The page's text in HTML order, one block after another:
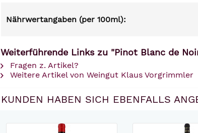
Nährwertangaben (per 100ml):
Weiterführende Links zu "Pinot Blanc de
Fragen z. Artikel?
Weitere Artikel von Weingut Klaus Vorgrimmler
KUNDEN HABEN SICH EBENFALLS